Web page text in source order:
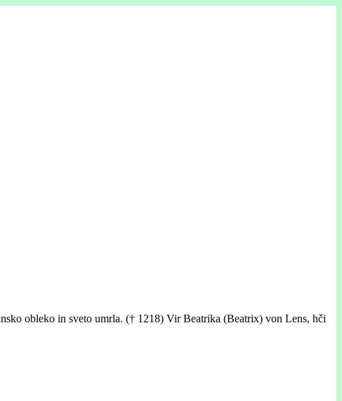
obleko in sveto umrla. († 1218) Vir Beatrika (Beatrix) von Lens, hči